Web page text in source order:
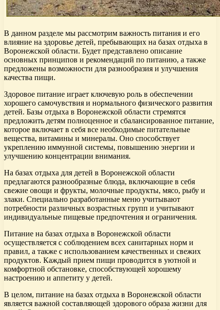
В данном разделе мы рассмотрим важность питания и его
влияние на здоровье детей, пребывающих на базах отдыха в
Воронежской области. Будет представлено описание
основных принципов и рекомендаций по питанию, а также
предложены возможности для разнообразия и улучшения
качества пищи.
Здоровое питание играет ключевую роль в обеспечении
хорошего самочувствия и нормального физического развития
детей. Базы отдыха в Воронежской области стремятся
предложить детям полноценное и сбалансированное питание,
которое включает в себя все необходимые питательные
вещества, витамины и минералы. Оно способствует
укреплению иммунной системы, повышению энергии и
улучшению концентрации внимания.
На базах отдыха для детей в Воронежской области
предлагаются разнообразные блюда, включающие в себя
свежие овощи и фрукты, молочные продукты, мясо, рыбу и
злаки. Специально разработанные меню учитывают
потребности различных возрастных групп и учитывают
индивидуальные пищевые предпочтения и ограничения.
Питание на базах отдыха в Воронежской области
осуществляется с соблюдением всех санитарных норм и
правил, а также с использованием качественных и свежих
продуктов. Каждый прием пищи проводится в уютной и
комфортной обстановке, способствующей хорошему
настроению и аппетиту у детей.
В целом, питание на базах отдыха в Воронежской области
является важной составляющей здорового образа жизни для